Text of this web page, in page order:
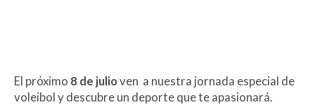
El próximo 8 de julioven a nuestra jornada especial de
voleibol y descubre un deporte que te apasionará.